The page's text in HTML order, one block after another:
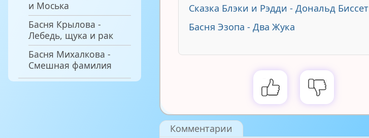
и Моська
Басня Крылова -
Лебедь, щука и рак
Басня Михалкова -
Смешная фамилия
Сказка Блэки и Рэдди - Дональд Биссет
Басня Эзопа - Два Жука
Комментарии